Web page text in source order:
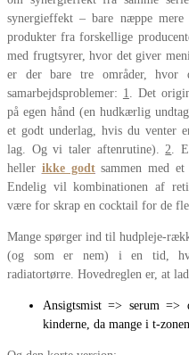
synergieffekt – bare næppe
produkter fra forskellige
med frugtsyrer, hvor det giver
er der bare tre områder,
samarbejdsproblemer: 1. Det
på egen hånd (en hudkærlig
et godt underlag, hvis du venter
lag. Og vi taler aftenrutine).2.
heller ikke godtsammen med et
Endelig vil kombinationen af
være for skrap en cocktail for de
Mange spørger ind til hudpleje-
(og som er nem) i en tid,
radiatortørre. Hovedreglen er, at
Ansigtsmist => serum =>
kinderne, da mange i t-